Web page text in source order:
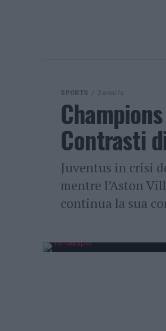
SPORTS 2 anni fa
Contrasti
Juventus in crisi
mentre l’Aston
continua la sua